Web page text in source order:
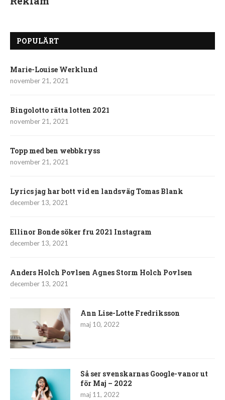
POPULÄRT
Marie-Louise Werklund
november 21, 2021
Bingolotto rätta lotten 2021
november 21, 2021
Topp med ben webbkryss
november 21, 2021
Lyrics jag har bott vid en landsväg Tomas Blank
december 13, 2021
Ellinor Bonde söker fru 2021 Instagram
december 13, 2021
Anders Holch Povlsen Agnes Storm Holch Povlsen
december 13, 2021
Ann Lise-Lotte Fredriksson
maj 10, 2022
Så ser svenskarnas Google-vanor ut
för Maj – 2022
maj 11, 2022